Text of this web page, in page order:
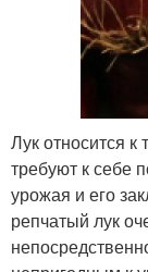
Лук относится
требуют к себе
урожая и его
репчатый лук